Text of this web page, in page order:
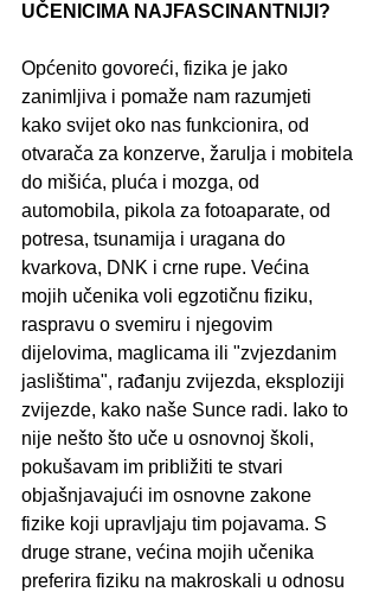
UČENICIMA NAJFASCINANTNIJI?
Općenito govoreći, fizika je jako
zanimljiva i pomaže nam razumjeti
kako svijet oko nas funkcionira, od
otvarača za konzerve, žarulja i mobitela
do mišića, pluća i mozga, od
automobila, pikola za fotoaparate, od
potresa, tsunamija i uragana do
kvarkova, DNK i crne rupe. Većina
mojih učenika voli egzotičnu fiziku,
raspravu o svemiru i njegovim
dijelovima, maglicama ili "zvjezdanim
jaslištima", rađanju zvijezda, eksploziji
zvijezde, kako naše Sunce radi. Iako to
nije nešto što uče u osnovnoj školi,
pokušavam im približiti te stvari
objašnjavajući im osnovne zakone
fizike koji upravljaju tim pojavama. S
druge strane, većina mojih učenika
preferira fiziku na makroskali u odnosu